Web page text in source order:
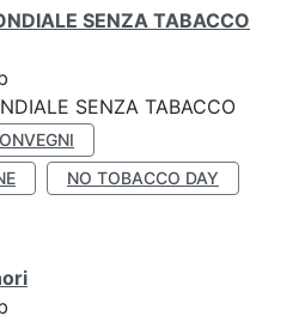
SENZA TABACCO
SENZA TABACCO
NO TOBACCO DAY